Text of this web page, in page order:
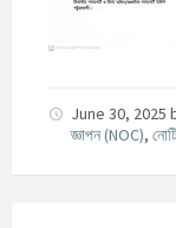
June 30, 2025
জ্ঞাপন (NOC),